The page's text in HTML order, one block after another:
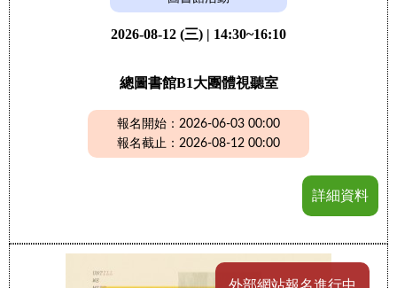
2026-08-12 (三) | 14:30~16:10
總圖書館B1大團體視聽室
報名開始：2026-06-03 00:00
報名截止：2026-08-12 00:00
詳細資料